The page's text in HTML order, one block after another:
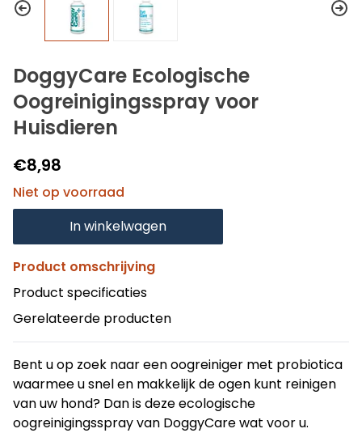
DoggyCare Ecologische
Oogreinigingsspray voor
Huisdieren
€8,98
Niet op voorraad
In winkelwagen
Product omschrijving
Product specificaties
Gerelateerde producten
Bent u op zoek naar een oogreiniger met probiotica
waarmee u snel en makkelijk de ogen kunt reinigen
van uw hond? Dan is deze ecologische
oogreinigingsspray van DoggyCare wat voor u.